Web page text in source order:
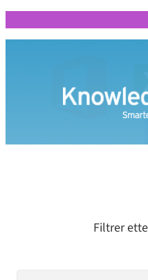
Filtrer